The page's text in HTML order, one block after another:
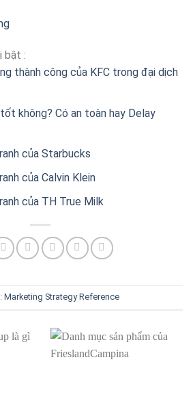
bật :
thành công của KFC trong đại dịch
không? Có an toàn hay Delay
của Starbucks
của Calvin Klein
của TH True Milk
Marketing Strategy Reference